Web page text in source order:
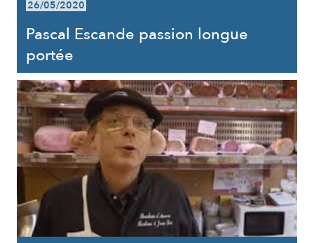
26/05/2020
Pascal Escande passion longue
portée